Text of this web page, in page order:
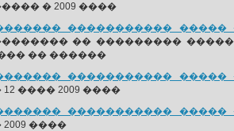
� 2009 ����
����������� �����
�� ���������
�� ������
����������� �����
���� 2009 ����
����������� �����
����